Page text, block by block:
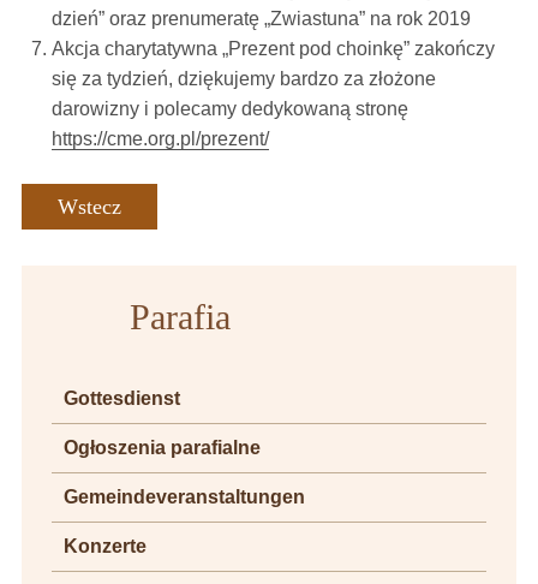
dzień” oraz prenumeratę „Zwiastuna” na rok 2019
Akcja charytatywna „Prezent pod choinkę” zakończy
się za tydzień, dziękujemy bardzo za złożone
darowizny i polecamy dedykowaną stronę
https://cme.org.pl/prezent/
Wstecz
Parafia
Gottesdienst
Ogłoszenia parafialne
Gemeindeveranstaltungen
Konzerte